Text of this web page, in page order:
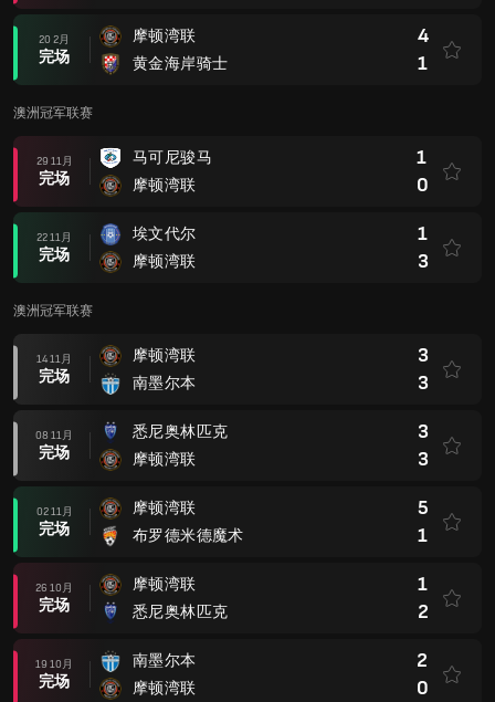
20 2月
完场
摩顿湾联
黄金海岸骑士
4
1
澳洲冠军联赛
29 11月
完场
马可尼骏马
摩顿湾联
1
0
22 11月
完场
埃文代尔
摩顿湾联
1
3
澳洲冠军联赛
14 11月
完场
摩顿湾联
南墨尔本
3
3
08 11月
完场
悉尼奥林匹克
摩顿湾联
3
3
02 11月
完场
摩顿湾联
布罗德米德魔术
5
1
26 10月
完场
摩顿湾联
悉尼奥林匹克
1
2
19 10月
完场
南墨尔本
摩顿湾联
2
0